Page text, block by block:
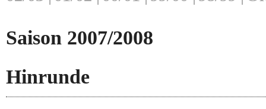
Saison 2007/2008
Hinrunde